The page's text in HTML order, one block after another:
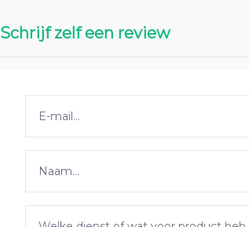
Schrijf zelf een review